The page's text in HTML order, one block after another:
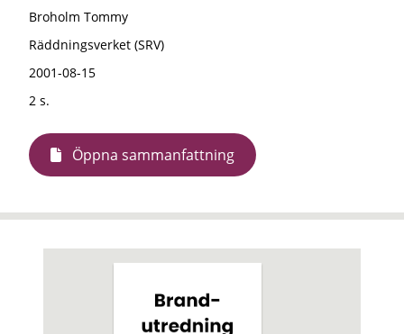
Broholm Tommy
Räddningsverket (SRV)
2001-08-15
2 s.
Öppna sammanfattning